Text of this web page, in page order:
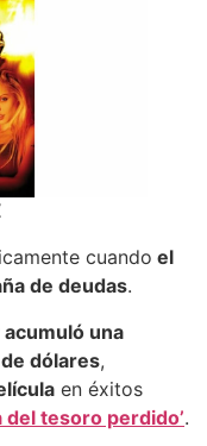
cuando el
de deudas.
una
dólares,
en éxitos
del tesoro perdido’.